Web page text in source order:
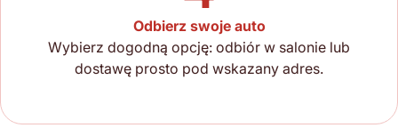
Odbierz swoje auto
Wybierz dogodną opcję: odbiór w salonie lub
dostawę prosto pod wskazany adres.